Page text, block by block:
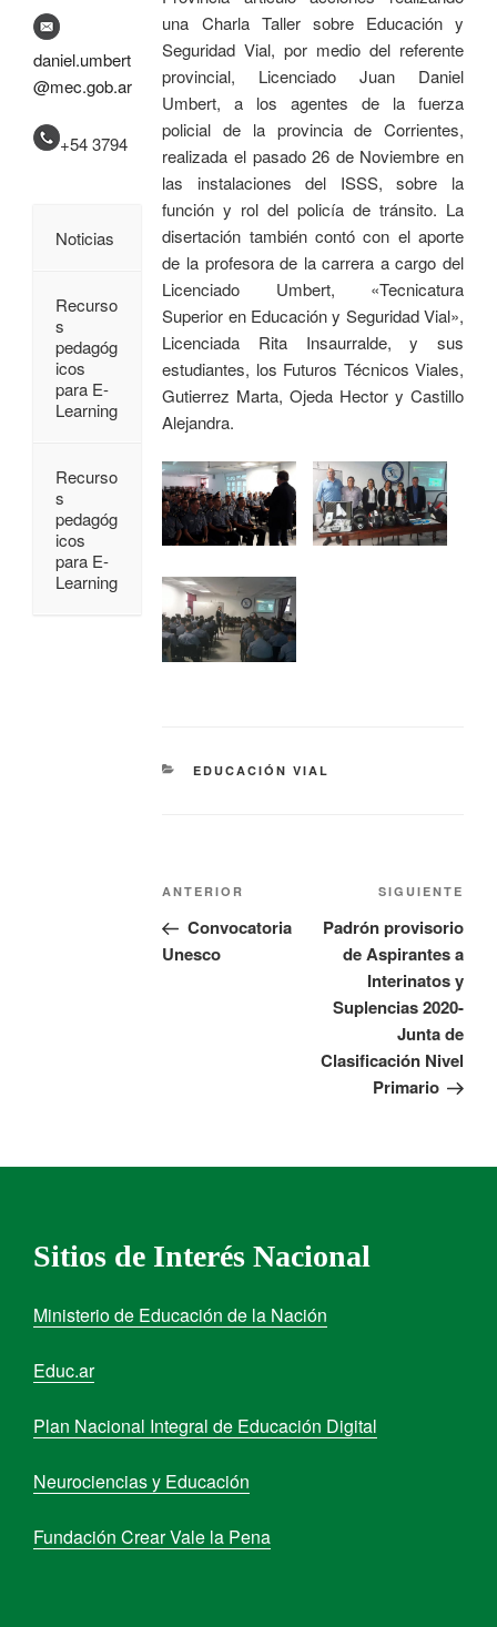
una Charla Taller sobre Educación y
Seguridad Vial, por medio del referente
provincial, Licenciado Juan Daniel
Umbert, a los agentes de la fuerza
policial de la provincia de Corrientes,
realizada el pasado 26 de Noviembre en
las instalaciones del ISSS, sobre la
función y rol del policía de tránsito. La
disertación también contó con el aporte
de la profesora de la carrera a cargo del
Licenciado Umbert, «Tecnicatura
Superior en Educación y Seguridad Vial»,
Licenciada Rita Insaurralde, y sus
estudiantes, los Futuros Técnicos Viales,
Gutierrez Marta, Ojeda Hector y Castillo
Alejandra.
EDUCACIÓN VIAL
ANTERIOR
Convocatoria
Unesco
SIGUIENTE
Padrón provisorio
de Aspirantes a
Interinatos y
Suplencias 2020-
Junta de
Clasificación Nivel
Primario
daniel.umbert
@mec.gob.ar
+54 3794
Noticias
Recurso
s
pedagóg
icos
para E-
Learning
Recurso
s
pedagóg
icos
para E-
Learning
Sitios de Interés Nacional
Ministerio de Educación de la Nación
Educ.ar
Plan Nacional Integral de Educación Digital
Neurociencias y Educación
Fundación Crear Vale la Pena